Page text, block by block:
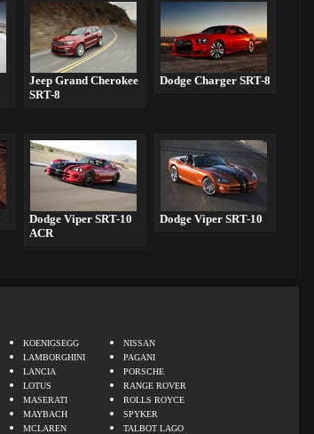
Jeep Grand Cherokee
SRT-8
Dodge Charger SRT-8
Dodge Viper SRT-10
ACR
Dodge Viper SRT-10
KOENIGSEGG
LAMBORGHINI
LANCIA
LOTUS
MASERATI
MAYBACH
MCLAREN
NISSAN
PAGANI
PORSCHE
RANGE ROVER
ROLLS ROYCE
SPYKER
TALBOT LAGO